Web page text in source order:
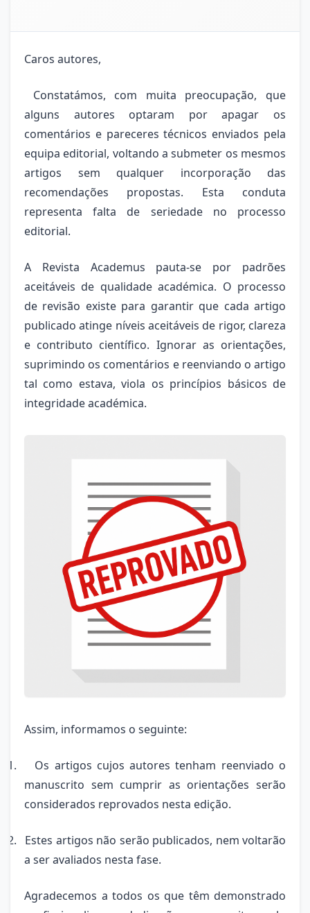
Caros autores,
Constatámos, com muita preocupação, que
alguns autores optaram por apagar os
comentários e pareceres técnicos enviados pela
equipa editorial, voltando a submeter os mesmos
artigos sem qualquer incorporação das
recomendações propostas. Esta conduta
representa falta de seriedade no processo
editorial.
A Revista Academus pauta-se por padrões
aceitáveis de qualidade académica. O processo
de revisão existe para garantir que cada artigo
publicado atinge níveis aceitáveis de rigor, clareza
e contributo científico. Ignorar as orientações,
suprimindo os comentários e reenviando o artigo
tal como estava, viola os princípios básicos de
integridade académica.
Assim, informamos o seguinte:
1.
Os artigos cujos autores tenham reenviado o
manuscrito sem cumprir as orientações serão
considerados reprovados nesta edição.
2.
Estes artigos não serão publicados, nem voltarão
a ser avaliados nesta fase.
Agradecemos a todos os que têm demonstrado